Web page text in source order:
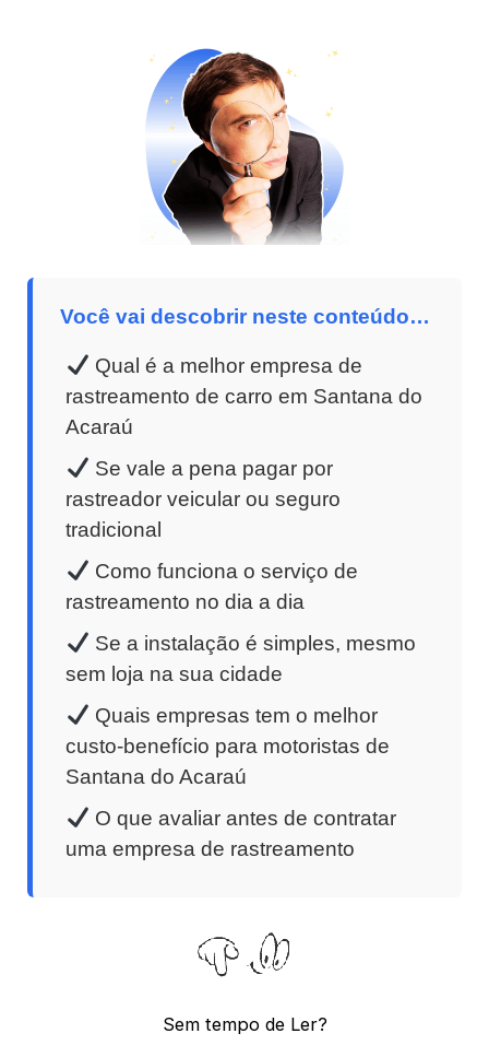
Você vai descobrir neste conteúdo…
Qual é a melhor empresa de
rastreamento de carro em Santana do
Acaraú
Se vale a pena pagar por
rastreador veicular ou seguro
tradicional
Como funciona o serviço de
rastreamento no dia a dia
Se a instalação é simples, mesmo
sem loja na sua cidade
Quais empresas tem o melhor
custo-benefício para motoristas de
Santana do Acaraú
O que avaliar antes de contratar
uma empresa de rastreamento
Sem tempo de Ler?